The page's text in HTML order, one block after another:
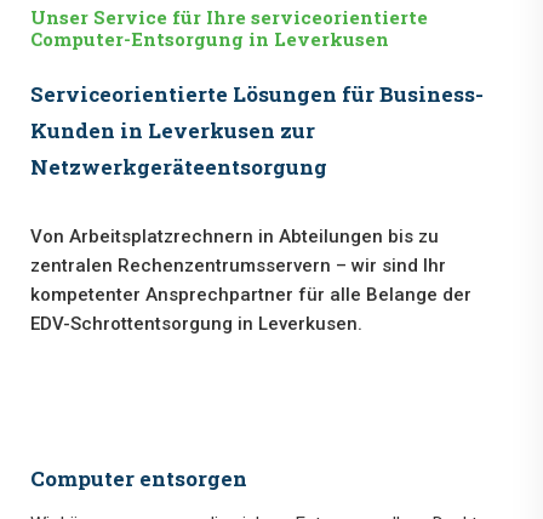
Unser Service für Ihre serviceorientierte
Computer-Entsorgung in Leverkusen
Serviceorientierte Lösungen für Business-
Kunden in Leverkusen zur
Netzwerkgeräteentsorgung
Von Arbeitsplatzrechnern in Abteilungen bis zu
zentralen Rechenzentrumsservern – wir sind Ihr
kompetenter Ansprechpartner für alle Belange der
EDV-Schrottentsorgung in Leverkusen.
Computer entsorgen